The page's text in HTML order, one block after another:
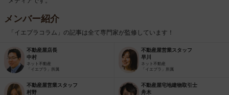
メンバー紹介
「イエプラコラム」の記事は全て専門家が監修しています！
不動産屋店長
中村
ネット不動産
「イエプラ」所属
不動産屋営業スタッフ
早川
ネット不動産
「イエプラ」所属
不動産屋営業スタッフ
村野
不動産屋宅地建物取引士
舟木